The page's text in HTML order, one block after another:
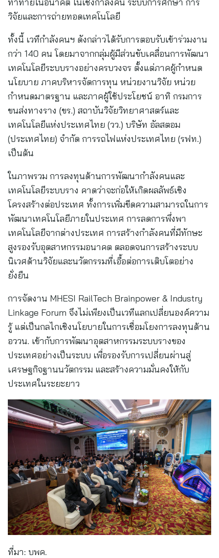
วิจัยและการถ่ายทอดเทคโนโลยี
ทั้งนี้ เวทีกำลังคนฯ ดังกล่าวได้รับการตอบรับเข้าร่วมงาน
กว่า 140 คน โดยมาจากกลุ่มผู้มีส่วนขับเคลื่อนการพัฒนา
เทคโนโลยีระบบรางอย่างครบวงจร ตั้งแต่ภาคผู้กำหนด
นโยบาย ภาคบริหารจัดการทุน หน่วยงานวิจัย หน่วย
กำหนดมาตรฐาน และภาคผู้ใช้ประโยชน์ อาทิ กรมการ
ขนส่งทางราง (ขร.) สถาบันวิจัยวิทยาศาสตร์และ
เทคโนโลยีแห่งประเทศไทย (วว.) บริษัท อัลสตอม
(ประเทศไทย) จำกัด การรถไฟแห่งประเทศไทย (รฟท.)
เป็นต้น
ในภาพรวม การลงทุนด้านการพัฒนากำลังคนและ
เทคโนโลยีระบบราง คาดว่าจะก่อให้เกิดผลลัพธ์เชิง
โครงสร้างต่อประเทศ ทั้งการเพิ่มขีดความสามารถในการ
พัฒนาเทคโนโลยีภายในประเทศ การลดการพึ่งพา
เทคโนโลยีจากต่างประเทศ การสร้างกำลังคนที่มีทักษะ
สูงรองรับอุตสาหกรรมอนาคต ตลอดจนการสร้างระบบ
นิเวศด้านวิจัยและนวัตกรรมที่เอื้อต่อการเติบโตอย่าง
ยั่งยืน
การจัดงาน MHESI RailTech Brainpower & Industry
Linkage Forum จึงไม่เพียงเป็นเวทีแลกเปลี่ยนองค์ความ
รู้ แต่เป็นกลไกเชิงนโยบายในการเชื่อมโยงการลงทุนด้าน
อววน. เข้ากับการพัฒนาอุตสาหกรรมระบบรางของ
ประเทศอย่างเป็นระบบ เพื่อรองรับการเปลี่ยนผ่านสู่
เศรษฐกิจฐานนวัตกรรม และสร้างความมั่นคงให้กับ
ประเทศในระยะยาว
ที่มา: บพค.